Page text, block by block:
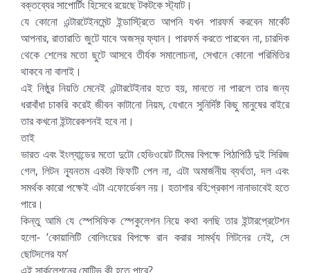
বক্তব্যের সাপোর্টিং হিসেবে রয়েছে টকটকে স্ট্যাট।
যে কোনো এন্টারটেইনমেন্ট ইন্ডাস্ট্রিতে আপনি যখন পারফর্ম করবেন মার্কেট
আপনার, রাতারাতি জুটে যাবে অজস্র ফ্যান। পারফর্ম করতে পারবেন না, চারদিক
থেকে শেলের মতো ছুটে আসবে তীর্যক সমালোচনা, সেখানে কোনো পরিমিতির
থাকবে না বালাই।
এই নিষ্ঠুর নিয়তি মেনেই এন্টারটেইনার হতে হয়, মানতে না পারলে তার জন্য
ধরাবাঁধা চাকরি করেই জীবন কাটানো নিয়ম, যেখানে সুনির্দিষ্ট কিছু মানুষের বাইরে
তার কখনো ইন্টারেকশনই হবে না।
তাই
ভারত এবং ইংল্যান্ডের মতো দুটো হেভিওয়েট টিমের বিপক্ষে পিঠাপিঠি দুই সিরিজ
গেল, লিটন ন্যূনতম একটা ফিফটি পেল না, এটা অমার্জনীয় ব্যর্থতা, দল এবং
সমর্থক কারো পক্ষেই এটা এফোর্ডেবল নয়। হতাশার বহি:প্রকাশ নানাভাবেই হতে
পারে।
কিন্তু আমি যে স্পেসিফিক স্পেকুলেশন নিয়ে কথা বলছি তার ইন্টারপ্রেটেশন
হলো- ‘কোয়ালিটি বোলিংয়ের বিপক্ষে রান করার সামর্থ্য লিটনের নেই, সে
ছোটদলের যম’
এই সার্কুলেশনের মোটিভ কী হতে পারে?